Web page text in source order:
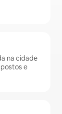
na cidade
e